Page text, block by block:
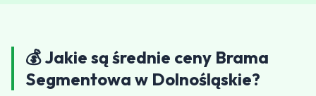
💰 Jakie są średnie ceny Brama
Segmentowa w Dolnośląskie?